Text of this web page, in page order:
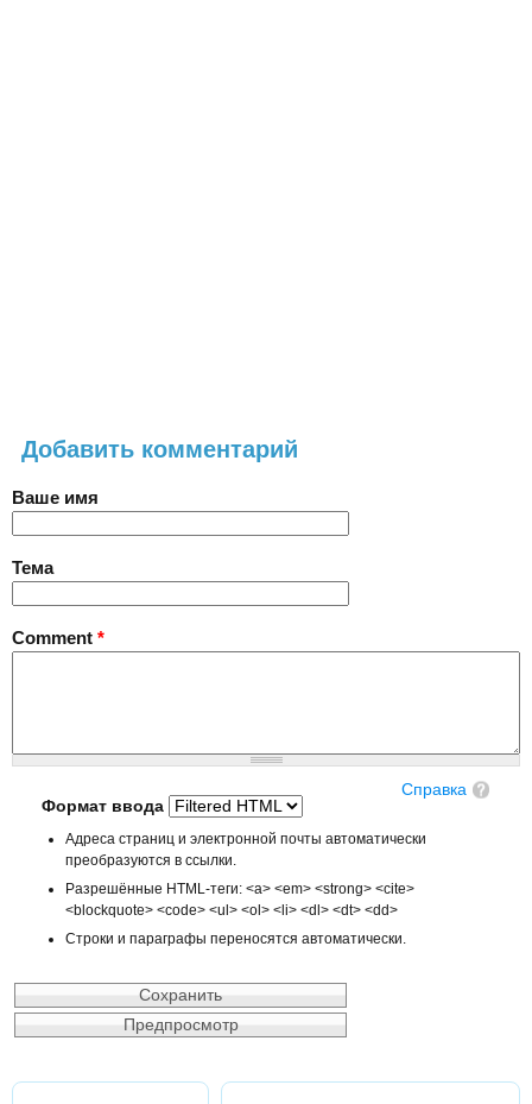
Добавить комментарий
Ваше имя
Тема
Comment *
Справка
Формат ввода
Адреса страниц и электронной почты автоматически
преобразуются в ссылки.
Разрешённые HTML-теги: <a> <em> <strong> <cite>
<blockquote> <code> <ul> <ol> <li> <dl> <dt> <dd>
Строки и параграфы переносятся автоматически.